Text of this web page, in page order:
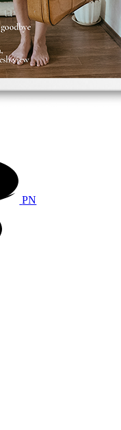
PN